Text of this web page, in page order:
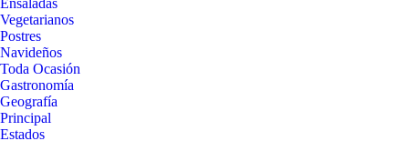
Ensaladas
Vegetarianos
Postres
Navideños
Toda Ocasión
Gastronomía
Geografía
Principal
Estados